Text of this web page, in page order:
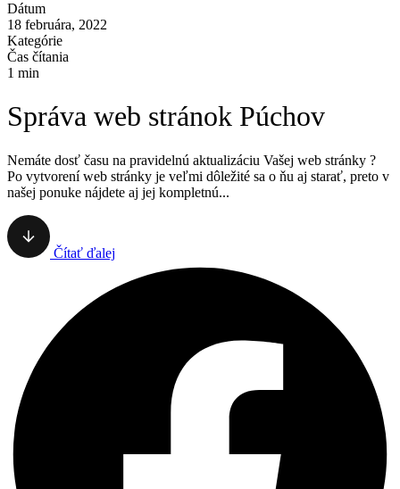
Dátum
18 februára, 2022
Kategórie
Čas čítania
1 min
Správa web stránok Púchov
Nemáte dosť času na pravidelnú aktualizáciu Vašej web stránky ?
Po vytvorení web stránky je veľmi dôležité sa o ňu aj starať, preto v
našej ponuke nájdete aj jej kompletnú...
Čítať ďalej